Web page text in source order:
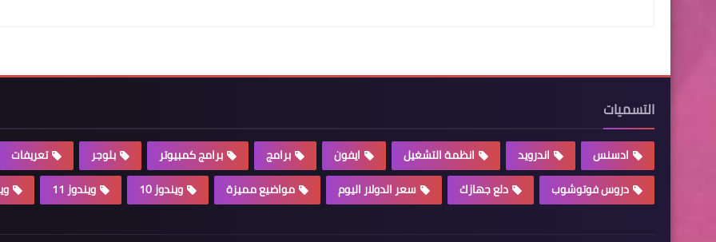
التسميات
ادسنس اندرويد انظمة التشغيل ايفون برامج برامج كمبيوتر بلوجر
تعريفات
دروس فوتوشوب
دلع جهازك سعر الدولار اليوم مواضيع مميزة ويندوز 10 ويندوز 11